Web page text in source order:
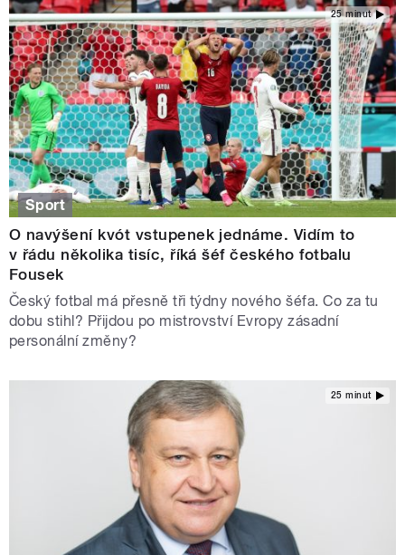
25 minut
Sport
O navýšení kvót vstupenek jednáme. Vidím to
v řádu několika tisíc, říká šéf českého fotbalu
Fousek
Český fotbal má přesně tři týdny nového šéfa. Co za tu
dobu stihl? Přijdou po mistrovství Evropy zásadní
personální změny?
25 minut